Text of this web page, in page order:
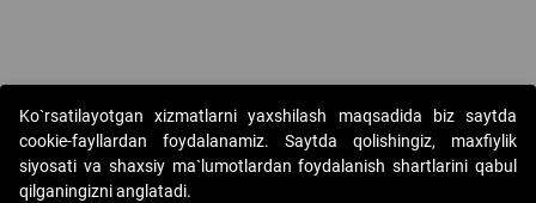
Copyright © 2017-2026. "Elektron onlayn-auksionlarni tashkil etish"
AJ. Barcha huquqlar himoyalangan
Ko`rsatilayotgan xizmatlarni yaxshilash maqsadida biz saytda
cookie-fayllardan foydalanamiz. Saytda qolishingiz, maxfiylik
siyosati va shaxsiy ma`lumotlardan foydalanish shartlarini qabul
qilganingizni anglatadi.